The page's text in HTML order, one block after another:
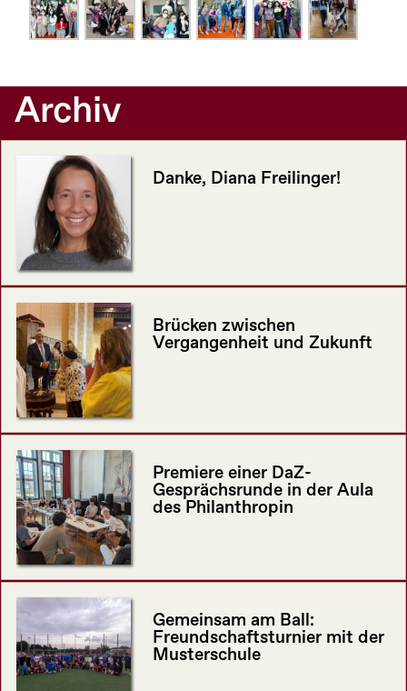
Archiv
Danke, Diana Freilinger!
Brücken zwischen
Vergangenheit und Zukunft
Premiere einer DaZ-
Gesprächsrunde in der Aula
des Philanthropin
Gemeinsam am Ball:
Freundschaftsturnier mit der
Musterschule